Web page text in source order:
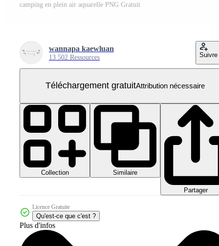
camping en plein air aquarelle PNG Gratuit
wannapa kaewluan
13 502 Ressources Suivre
Téléchargement gratuitAttribution nécessaire
Collection Similaire
Partager
Licence Gratuite
Qu'est-ce que c'est ?
Plus d'infos